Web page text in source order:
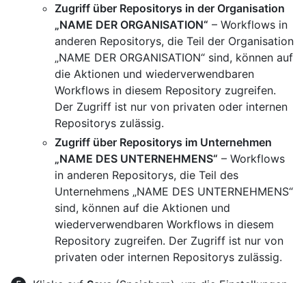
Zugriff über Repositorys in der Organisation
„NAME DER ORGANISATION“ – Workflows in
anderen Repositorys, die Teil der Organisation
„NAME DER ORGANISATION“ sind, können auf
die Aktionen und wiederverwendbaren
Workflows in diesem Repository zugreifen.
Der Zugriff ist nur von privaten oder internen
Repositorys zulässig.
Zugriff über Repositorys im Unternehmen
„NAME DES UNTERNEHMENS“ – Workflows
in anderen Repositorys, die Teil des
Unternehmens „NAME DES UNTERNEHMENS“
sind, können auf die Aktionen und
wiederverwendbaren Workflows in diesem
Repository zugreifen. Der Zugriff ist nur von
privaten oder internen Repositorys zulässig.